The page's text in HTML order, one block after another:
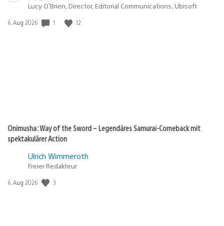
Lucy O’Brien, Director, Editorial Communications, Ubisoft
Veröffentlichungsdatum:
6. Aug 2026 1 12
Onimusha: Way of the Sword – Legendäres Samurai-Comeback mit
spektakulärer Action
Ulrich Wimmeroth
Freier Redakteur
Veröffentlichungsdatum:
6. Aug 2026 3